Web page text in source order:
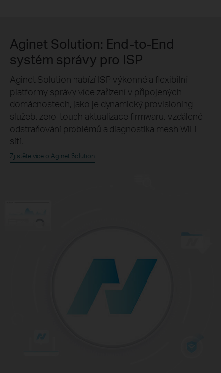
Aginet Solution: End-to-End
systém správy pro ISP
Aginet Solution nabízí ISP výkonné a flexibilní
platformy správy více zařízení v připojených
domácnostech, jako je dynamický provisioning
služeb, zero-touch aktualizace firmwaru, vzdálené
odstraňování problémů a diagnostika mesh WiFi
sítí.
Zjistěte více o Aginet Solution